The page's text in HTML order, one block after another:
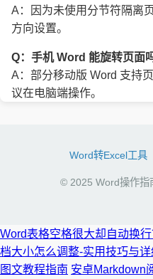
A：因为未使用分节符隔离
方向设置。
Q：手机 Word 能旋转页面
A：部分移动版 Word 支持
议在电脑端操作。
Word转Excel工具
© 2025 Word操作指
Word表格空格很大却自动换
档大小怎么调整-实用技巧与详
图文教程指南 安卓Markdown